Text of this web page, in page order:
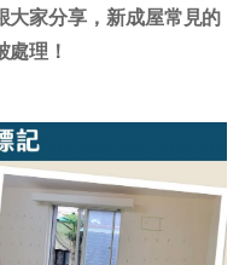
大家分享，新成屋常見的
理！